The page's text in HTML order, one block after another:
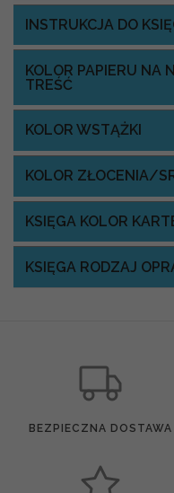
INSTRUKCJA DO
KOLOR PAPIERU NA
TREŚĆ
KOLOR WSTĄŻKI
KOLOR ZŁOCENIA/
KSIĘGA KOLOR
KSIĘGA RODZAJ
BEZPIECZNA DOSTAWA